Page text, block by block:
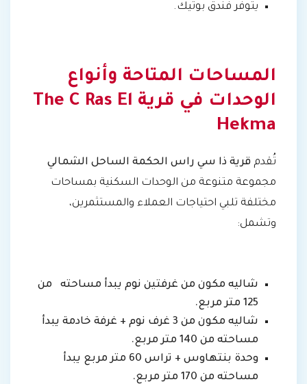
يتوفر فندق بوتيك.
المساحات المتاحة وأنواع
الوحدات في قرية The C Ras El
Hekma
تُقدمقرية ذا سي راس الحكمة الساحل الشمالي
مجموعة متنوعة من الوحدات السكنية بمساحات
مختلفة تلبي احتياجات العملاء والمستثمرين،
وتشمل:
شاليه مكون من غرفتين نوم يبدأ مساحته من
125 متر مربع.
شاليه مكون من 3 غرف نوم + غرفة خادمة يبدأ
مساحته من 140 متر مربع.
وحدة بنتهاوس + تراس 60 متر مربع يبدأ
مساحته من 170 متر مربع.